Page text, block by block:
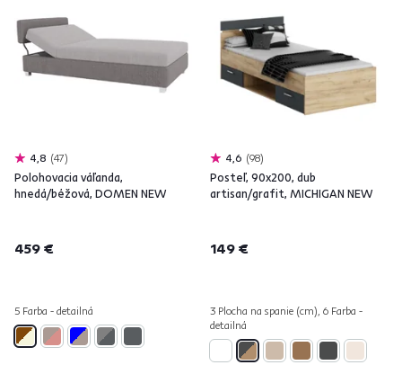
4,8 47
Polohovacia váľanda,
hnedá/béžová, DOMEN NEW
459 €
5 Farba - detailná
4,6 98
Posteľ, 90x200, dub
artisan/grafit, MICHIGAN NEW
149 €
3 Plocha na spanie (cm), 6 Farba -
detailná